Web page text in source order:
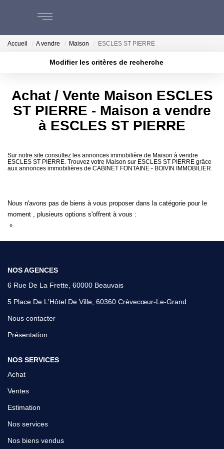
ESTIMATION
BEAUVAIS
NOS SERVICES
CONTACT
Accueil A vendre Maison ESCLES ST PIERRE
Modifier les critères de recherche
Plus de critères Créer une alerte
Achat / Vente Maison ESCLES
ST PIERRE - Maison a vendre
à ESCLES ST PIERRE
Sur notre site consultez les annonces immobilière de Maison à vendre
ESCLES ST PIERRE. Trouvez votre Maison sur ESCLES ST PIERRE grâce
aux annonces immobilières de CABINET FONTAINE - BOIVIN IMMOBILIER.
Nous n'avons pas de biens à vous proposer dans la catégorie pour le
moment , plusieurs options s'offrent à vous :
NOS AGENCES
6 Rue De La Frette, 60000 Beauvais
5 Place De L'Hôtel De Ville, 60360 Crèvecœur-Le-Grand
Nous contacter
Présentation
NOS SERVICES
Achat
Ventes
Estimation
Nos services
Nos biens vendus